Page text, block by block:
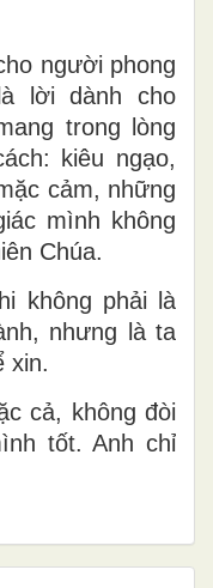
người phong
lời dành cho
trong lòng
kiêu ngạo,
cảm, những
mình không
Chúa.
không phải là
nhưng là ta
xin.
cả, không đòi
tốt. Anh chỉ